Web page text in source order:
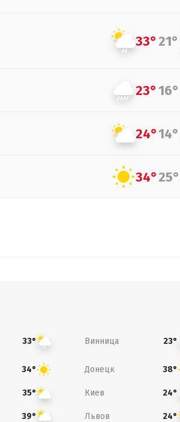
33°21°
23°16°
24°14°
34°25°
33° Винница 23°
34° Донецк 38°
35° Киев 24°
39° Львов 24°